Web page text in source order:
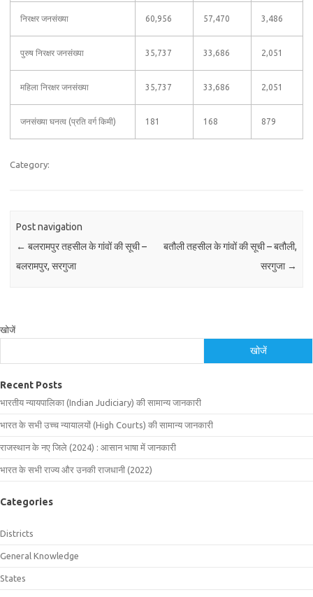
निरक्षर जनसंख्या 60,956 57,470 3,486
पुरुष निरक्षर जनसंख्या 35,737 33,686 2,051
महिला निरक्षर जनसंख्या 35,737 33,686 2,051
जनसंख्या घनत्व (प्रति वर्ग किमी) 181 168 879
Category:
Post navigation
← बलरामपुर तहसील के गांवों की सूची –
बलरामपुर, सरगुजा
बतौली तहसील के गांवों की सूची – बतौली,
सरगुजा →
खोजें
खोजें
Recent Posts
भारतीय न्यायपालिका (Indian Judiciary) की सामान्य जानकारी
भारत के सभी उच्च न्यायालयों (High Courts) की सामान्य जानकारी
राजस्थान के नए जिले (2024) : आसान भाषा में जानकारी
भारत के सभी राज्य और उनकी राजधानी (2022)
Categories
Districts
General Knowledge
States